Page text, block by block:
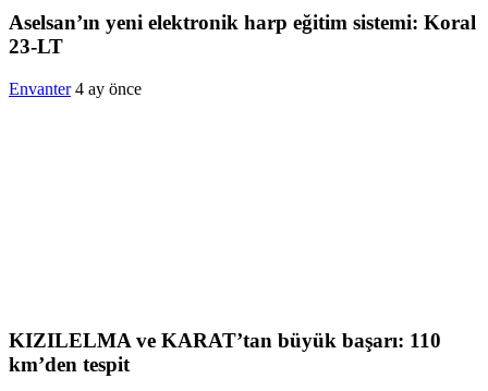
Aselsan’ın yeni elektronik harp eğitim sistemi: Koral
23-LT
Envanter 4 ay önce
KIZILELMA ve KARAT’tan büyük başarı: 110
km’den tespit